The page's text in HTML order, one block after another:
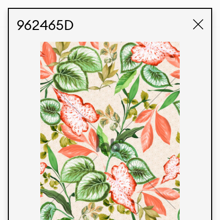
962465D
Produtos
Temos orgulho de expressar nossa identidade
brasileira por meio de nossos tecidos e estampas
personalizadas, trabalhando em colaboração
com nossos clientes e dando vida aos seus
conceitos e criações. Nossa extensa linha de
produtos tem opções para diferentes mercados.
Oferecemos também tecidos ecológicos e
tecnológicos que podem ser acabados em
qualquer cor sólida ou impressão digital.
Cores